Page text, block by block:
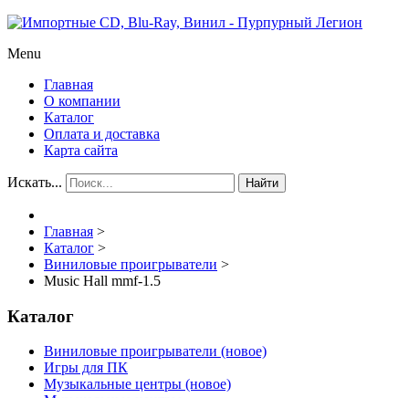
Menu
Главная
О компании
Каталог
Оплата и доставка
Карта сайта
Искать... Найти
Главная >
Каталог >
Виниловые проигрыватели >
Music Hall mmf-1.5
Каталог
Виниловые проигрыватели (новое)
Игры для ПК
Музыкальные центры (новое)